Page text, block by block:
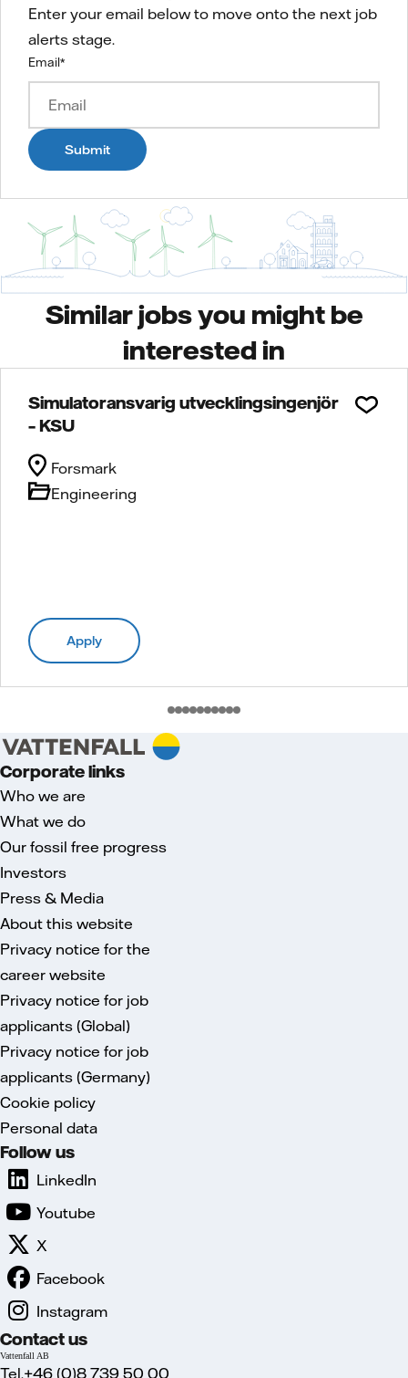
Enter your email below to move onto the next job
alerts stage.
Email*
Submit
Similar jobs you might be
interested in
Simulatoransvarig utvecklingsingenjör
– KSU
Engineering
Forsmark
Apply
Corporate links
Who we are
What we do
Our fossil free progress
Investors
Press & Media
About this website
Privacy notice for the
career website
Privacy notice for job
applicants (Global)
Privacy notice for job
applicants (Germany)
Cookie policy
Personal data
Follow us
LinkedIn
Youtube
X
Facebook
Instagram
Contact us
Vattenfall AB
Tel.+46 (0)8 739 50 00